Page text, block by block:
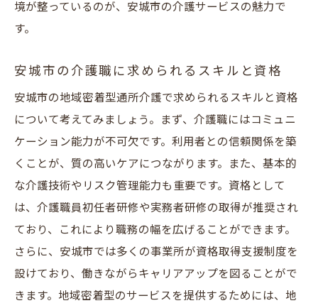
境が整っているのが、安城市の介護サービスの魅力で
す。
安城市の介護職に求められるスキルと資格
安城市の地域密着型通所介護で求められるスキルと資格
について考えてみましょう。まず、介護職にはコミュニ
ケーション能力が不可欠です。利用者との信頼関係を築
くことが、質の高いケアにつながります。また、基本的
な介護技術やリスク管理能力も重要です。資格として
は、介護職員初任者研修や実務者研修の取得が推奨され
ており、これにより職務の幅を広げることができます。
さらに、安城市では多くの事業所が資格取得支援制度を
設けており、働きながらキャリアアップを図ることがで
きます。地域密着型のサービスを提供するためには、地